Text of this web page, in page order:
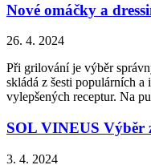
Nové omáčky a
26. 4. 2024
Při grilování je výběr
skládá z šesti populárních
vylepšených receptur. Na
SOL VINEUS Výběr
3. 4. 2024